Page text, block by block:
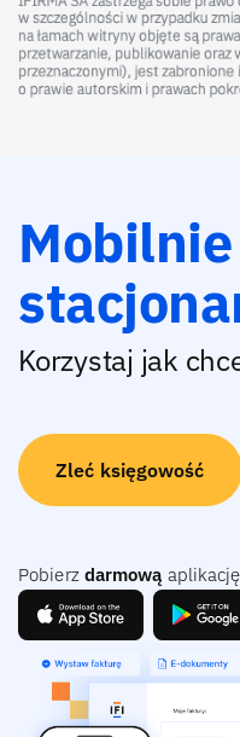
Korzystaj jak
Zleć księgowość
Pobierz darmową